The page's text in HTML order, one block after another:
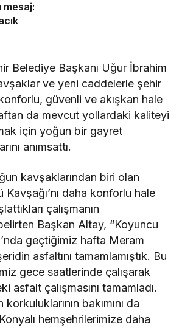
mesaj:
Belediye Başkanı Uğur İbrahim
ve yeni caddelerle şehir
güvenli ve akışkan hale
da mevcut yollardaki kaliteyi
için yoğun bir gayret
anımsattı.
kavşaklarından biri olan
Kavşağı’nı daha konforlu hale
çalışmanın
Başkan Altay, “Koyuncu
geçtiğimiz hafta Meram
asfaltını tamamlamıştık. Bu
gece saatlerinde çalışarak
asfalt çalışmasını tamamladı.
bakımını da
hemşehrilerimize daha